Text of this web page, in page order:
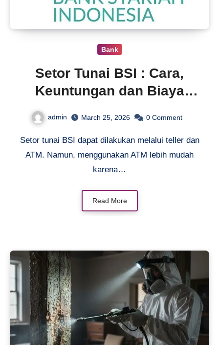
Bank
Setor Tunai BSI : Cara,
Keuntungan dan Biaya
admin March 25, 2026 0 Comment
Setor tunai BSI dapat dilakukan melalui teller dan
ATM. Namun, menggunakan ATM lebih mudah
karena…
Read More